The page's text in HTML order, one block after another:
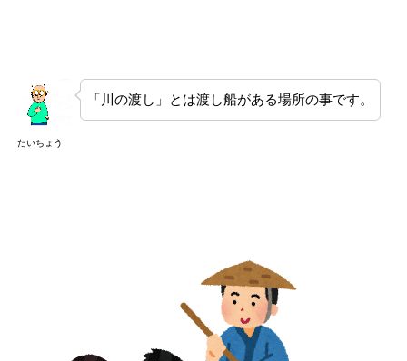
たいちょう
「川の渡し」とは渡し船がある場所の事です。